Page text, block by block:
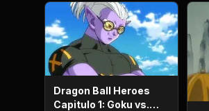
Dragon Ball Heroes
Capitulo 1: Goku vs.